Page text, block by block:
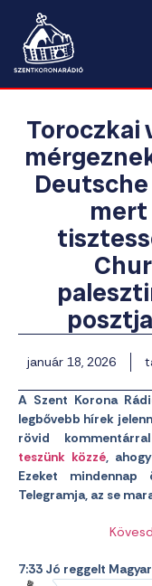
Toroczkai
mert
január 18, 2026
A Szent Korona
legbővebb hírek
rövid
teszünk közzé,
Ezeket mindennap
Telegramja, az se
7:33 Jó reggelt